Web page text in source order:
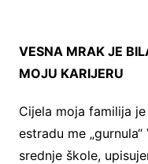
VESNA MRAK JE
MOJU KARIJERU
Cijela moja familija
estradu me
srednje škole,